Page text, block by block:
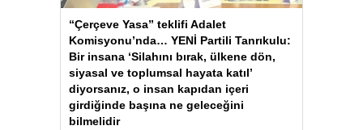
“Çerçeve Yasa” teklifi Adalet
Komisyonu’nda… YENİ Partili Tanrıkulu:
Bir insana ‘Silahını bırak, ülkene dön,
siyasal ve toplumsal hayata katıl’
diyorsanız, o insan kapıdan içeri
girdiğinde başına ne geleceğini
bilmelidir